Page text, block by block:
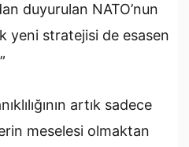
duyurulan NATO’nun
yeni stratejisi de esasen
artık sadece
meselesi olmaktan